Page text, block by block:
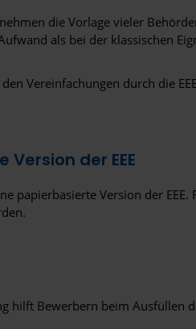
die Vorlage vieler
als bei der klassischen
Vereinfachungen durch die
der EEE
papierbasierte Version der EEE.
hilft Bewerbern beim Ausfüllen